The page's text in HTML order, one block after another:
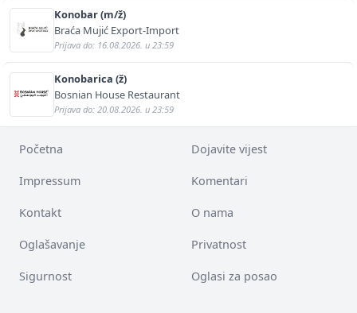
Konobar (m/ž)
Braća Mujić Export-Import
Prijava do: 16.08.2026. u 23:59
Konobarica (ž)
Bosnian House Restaurant
Prijava do: 20.08.2026. u 23:59
Početna Dojavite vijest
Impressum Komentari
Kontakt O nama
Oglašavanje Privatnost
Sigurnost Oglasi za posao